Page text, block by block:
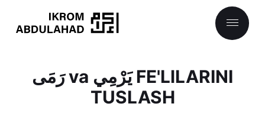
رَمَى va يَرْمِي FE'LlLARINI
TUSLASH